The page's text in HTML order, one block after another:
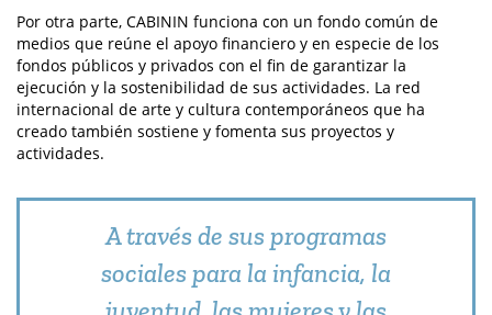
Por otra parte, CABININ funciona con un fondo común de
medios que reúne el apoyo financiero y en especie de los
fondos públicos y privados con el fin de garantizar la
ejecución y la sostenibilidad de sus actividades. La red
internacional de arte y cultura contemporáneos que ha
creado también sostiene y fomenta sus proyectos y
actividades.
A través de sus programas
sociales para la infancia, la